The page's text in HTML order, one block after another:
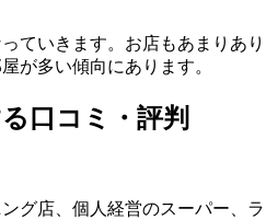
ていきます。お店もあまり
が多い傾向にあります。
口コミ・評判
グ店、個人経営のスーパー